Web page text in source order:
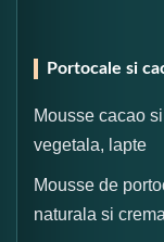
Portocale si
Mousse cacao
vegetala, lapte
Mousse de
naturala si